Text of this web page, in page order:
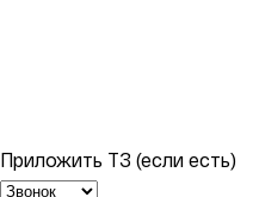
Приложить ТЗ (если есть)